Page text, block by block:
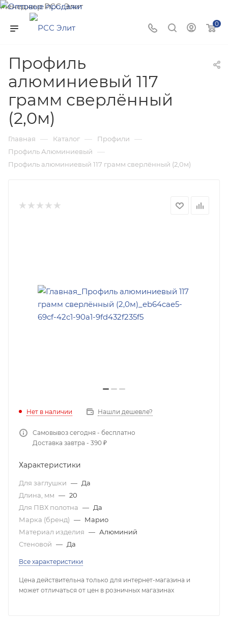
Менеджер РСС-Элит
Напишите нам и мы поможем подобрать товар именно
для Вас!
0
Профиль
алюминиевый 117
грамм сверлённый
(2,0м)
Главная — Каталог — Профили —
Профиль Алюминиевый —
Профиль алюминиевый 117 грамм сверлённый (2,0м)
Нет в наличии Нашли дешевле?
Самовывоз сегодня - бесплатно
Доставка завтра - 390 ₽
Характеристики
Для заглушки — Да
Длина, мм — 20
Для ПВХ полотна — Да
Марка (бренд) — Марио
Материал изделия — Алюминий
Стеновой — Да
Все характеристики
Цена действительна только для интернет-магазина и
может отличаться от цен в розничных магазинах